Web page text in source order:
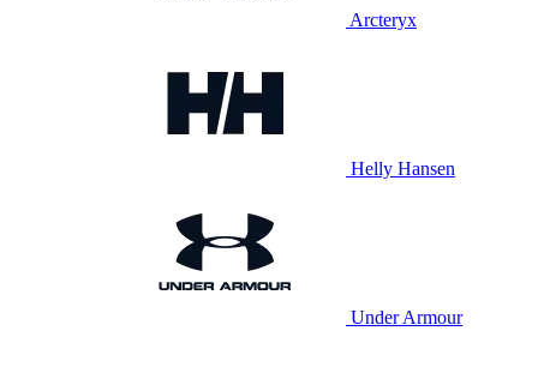
Arcteryx
Helly Hansen
Under Armour